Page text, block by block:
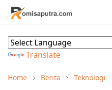
Translate
Home Berita Teknologi